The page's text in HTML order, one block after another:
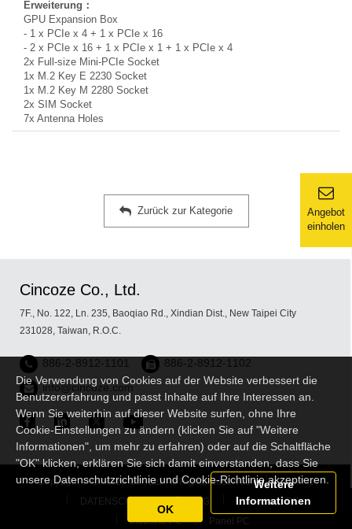
Die Verwendung von Cookies auf der Website verbessert die
Benutzererfahrung und passt Inhalte auf Ihre Interessen an.
Wenn Sie weiterhin auf dieser Website surfen, ohne Ihre
Cookie-Einstellungen zu ändern (klicken Sie auf "Weitere
Informationen", um mehr zu erfahren) oder auf die Schaltfläche
"OK" klicken, erklären Sie sich damit einverstanden, dass Sie
unsere Datenschutzrichtlinie und Cookie-Richtlinie akzeptieren.
Weitere
Informationen
OK
Angebot
einholen
GPU Expansion Box
- 1 x PCIe x 4 + 1 x PCIe x 16
- 2 x PCIe x 16 + 1 x PCIe x 1 + 1 x PCIe x 4
2x Full-size Mini-PCIe Socket
1x M.2 Key E 2230 Socket
1x M.2 Key M 2280 Socket
2x SIM Socket
7x Antenna Holes
Zurück zur Kategorie
Cincoze Co., Ltd.
7F., No. 122, Ln. 235, Baoqiao Rd., Xindian Dist., New Taipei City
231028, Taiwan, R.O.C.
886-2-8912-1101
886-2-8912-1102
info@cincoze.com
Copyright © Cincoze Co., Ltd. All Rights Reserved.
Sitemap
DATENSCHUTZERKLÄRUNG
Embedded PC
Industrie PC
Panel PC